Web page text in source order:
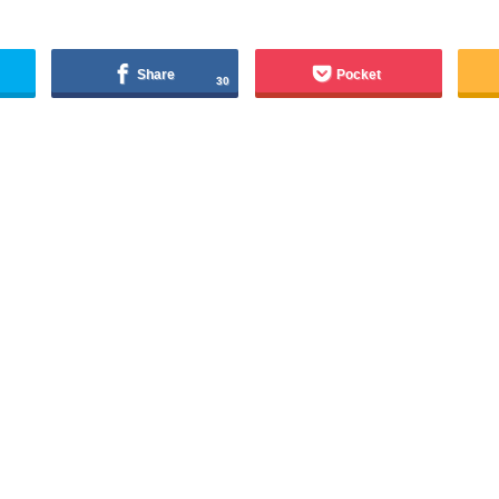
Share 30 Pocket